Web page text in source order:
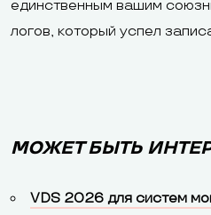
единственным вашим
логов, который успел
МОЖЕТ БЫТЬ
VDS 2026 для систем